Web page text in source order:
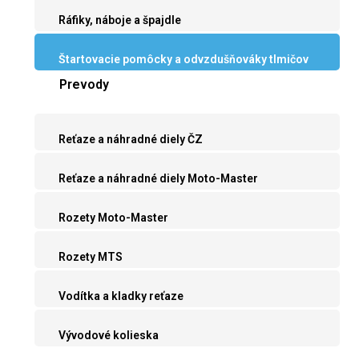
Ráfiky, náboje a špajdle
Štartovacie pomôcky a odvzdušňováky tlmičov
Prevody
Reťaze a náhradné diely ČZ
Reťaze a náhradné diely Moto-Master
Rozety Moto-Master
Rozety MTS
Vodítka a kladky reťaze
Vývodové kolieska